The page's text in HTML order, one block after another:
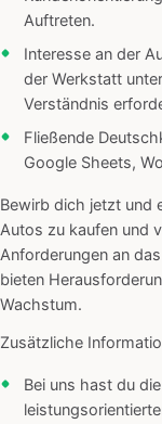
Auftreten.
Interesse an der
der Werkstatt
Verständnis
Fließende
Google Sheets,
Bewirb dich jetzt und
Autos zu kaufen und
Anforderungen an
bieten
Wachstum.
Zusätzliche
Bei uns hast du